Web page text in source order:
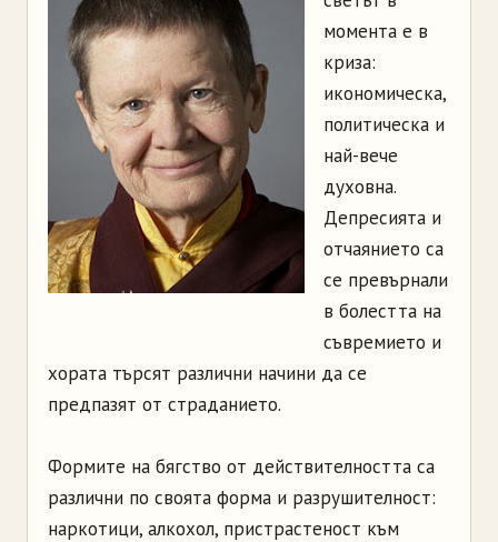
момента е в
криза:
икономическа,
политическа и
най-вече
духовна.
Депресията и
отчаянието са
се превърнали
в болестта на
съвремието и
хората търсят различни начини да се
предпазят от страданието.
Формите на бягство от действителността са
различни по своята форма и разрушителност:
наркотици, алкохол, пристрастеност към